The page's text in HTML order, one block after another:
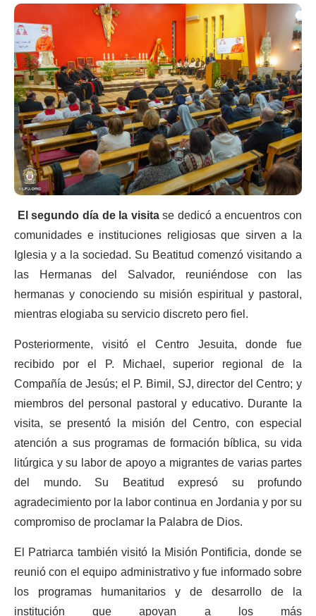
El segundo día de la visitase dedicó a encuentros con
comunidades e instituciones religiosas que sirven a la
Iglesia y a la sociedad. Su Beatitud comenzó visitando a
las Hermanas del Salvador, reuniéndose con las
hermanas y conociendo su misión espiritual y pastoral,
mientras elogiaba su servicio discreto pero fiel.
Posteriormente, visitó el Centro Jesuita, donde fue
recibido por el P. Michael, superior regional de la
Compañía de Jesús; el P. Bimil, SJ, director del Centro; y
miembros del personal pastoral y educativo. Durante la
visita, se presentó la misión del Centro, con especial
atención a sus programas de formación bíblica, su vida
litúrgica y su labor de apoyo a migrantes de varias partes
del mundo. Su Beatitud expresó su profundo
agradecimiento por la labor continua en Jordania y por su
compromiso de proclamar la Palabra de Dios.
El Patriarca también visitó la Misión Pontificia, donde se
reunió con el equipo administrativo y fue informado sobre
los programas humanitarios y de desarrollo de la